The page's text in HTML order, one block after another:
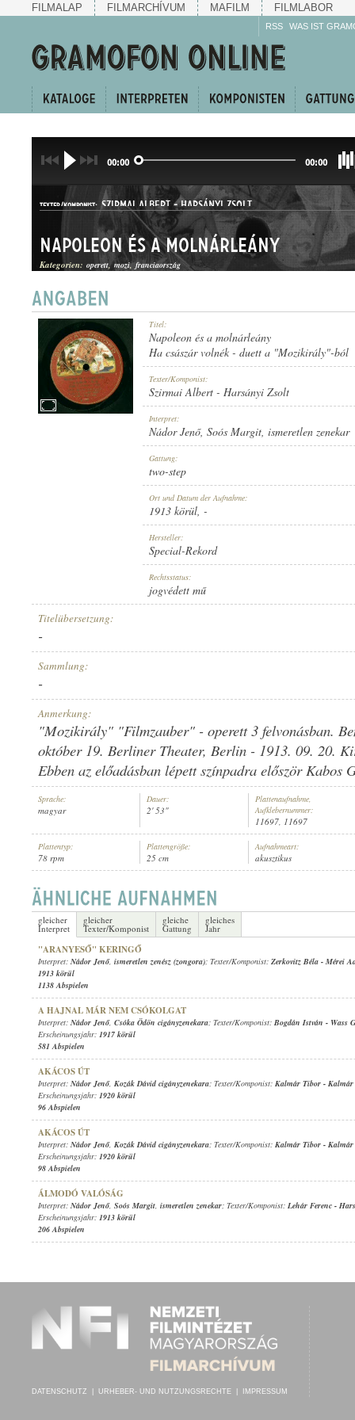
FILMALAP FILMARCHÍVUM MAFILM FILMLABOR
RSS WAS IST
00:00 00:00
INTERPRET: SOÓS MARGIT ISMERETLEN ZENEKAR
TEXTER/KOMPONIST: SZIRMAI ALBERT-HARSÁNYI ZSOLT
TWO-STEP
1913 KÖRÜL
SPECIAL-REKORD
Napoleon és a molnárleány
Kategorien: operett mozi franciaország
Titel:
Napoleon és a molnárleány
Ha császár volnék - duett a "Mozikirály"-ból
Texter/Komponist:
Szirmai Albert - Harsányi Zsolt
Interpret:
Nádor Jenő, Soós Margit, ismeretlen zenekar
Gattung:
two-step
Ort und Datum der Aufnahme:
1913 körül, -
Hersteller:
Special-Rekord
Rechtsstatus:
jogvédett mű
Titelübersetzung:
-
Sammlung:
-
Anmerkung:
"Mozikirály" "Filmzauber" - operett 3 felvonásban.
október 19. Berliner Theater, Berlin - 1913. 09. 20.
Ebben az előadásban lépett színpadra először Kabos
Sprache:
magyar
Dauer:
2' 53"
Plattenaufnahme,
Aufklebernummer:
11697, 11697
Plattentyp:
78 rpm
Plattengröße:
25 cm
Aufnahmeart:
akusztikus
gleicher
Interpret
gleicher
Texter/Komponist
gleiche
Gattung
gleiches
Jahr
"ARANYESŐ" KERINGŐ
Interpret: Nádor Jenő, ismeretlen zenész (zongora); Texter/Komponist: Zerkovitz Béla - Mérei
1913 körül
1138 Abspielen
A HAJNAL MÁR NEM CSÓKOLGAT
Interpret: Nádor Jenő, Csóka Ödön cigányzenekara; Texter/Komponist: Bogdán István - Wass
Erscheinungsjahr: 1917 körül
581 Abspielen
AKÁCOS ÚT
Interpret: Nádor Jenő, Kozák Dávid cigányzenekara; Texter/Komponist: Kalmár Tibor -
Erscheinungsjahr: 1920 körül
96 Abspielen
AKÁCOS ÚT
Interpret: Nádor Jenő, Kozák Dávid cigányzenekara; Texter/Komponist: Kalmár Tibor -
Erscheinungsjahr: 1920 körül
98 Abspielen
ÁLMODÓ VALÓSÁG
Interpret: Nádor Jenő, Soós Margit, ismeretlen zenekar; Texter/Komponist: Lehár Ferenc -
Erscheinungsjahr: 1913 körül
206 Abspielen
DATENSCHUTZ URHEBER- UND NUTZUNGSRECHTE IMPRESSUM